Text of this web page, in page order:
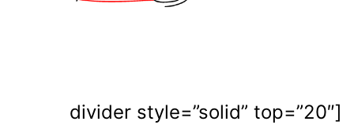
[divider style=”solid” top=”20″